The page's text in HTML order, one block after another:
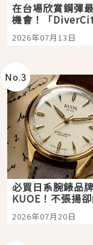
在台場欣賞鋼彈
機會！「
Tokyo Plaza」搭
購物、美食及夜景
2026年07月13日
No.3
必買日系腕錶品牌
KUOE！不張揚
時間洗鍊的經典之
選
2026年07月20日